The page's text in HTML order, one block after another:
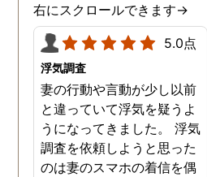
右にスクロールできます→
5.0点
浮気調査
妻の行動や言動が少し以前
と違っていて浮気を疑うよ
うになってきました。 浮気
調査を依頼しようと思った
のは妻のスマホの着信を偶